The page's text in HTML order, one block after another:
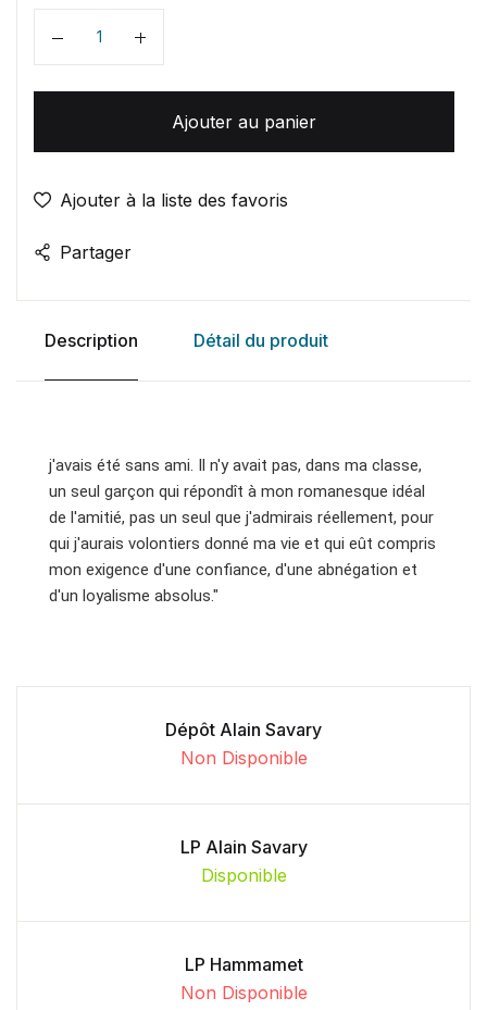
Quantité
Ajouter au panier
Ajouter à la liste des favoris
Partager
Description Détail du produit
j'avais été sans ami. Il n'y avait pas, dans ma classe,
un seul garçon qui répondît à mon romanesque idéal
de l'amitié, pas un seul que j'admirais réellement, pour
qui j'aurais volontiers donné ma vie et qui eût compris
mon exigence d'une confiance, d'une abnégation et
d'un loyalisme absolus."
Dépôt Alain Savary
Non Disponible
LP Alain Savary
Disponible
LP Hammamet
Non Disponible